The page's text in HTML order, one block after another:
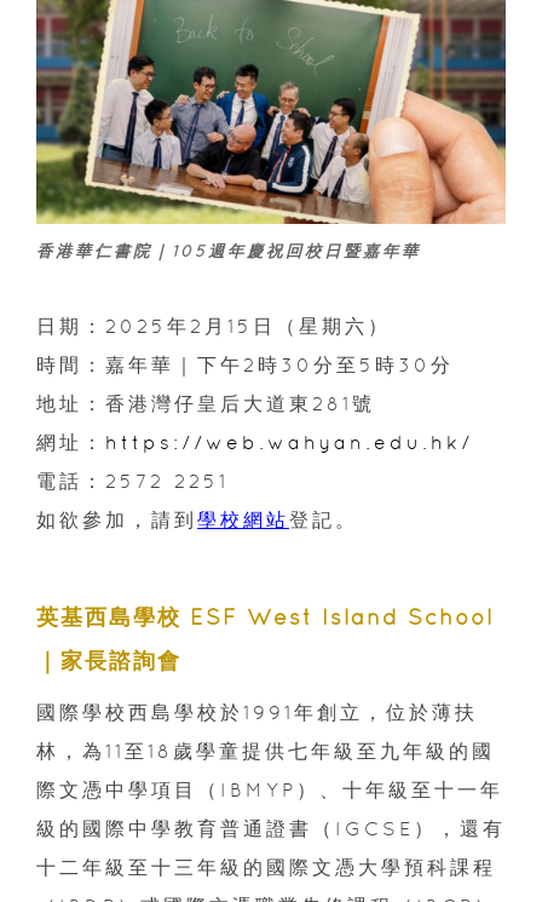
香港華仁書院｜105週年慶祝回校日暨嘉年華
日期：2025年2月15日（星期六）
時間：嘉年華｜下午2時30分至5時30分
地址：香港灣仔皇后大道東281號
網址： https://web.wahyan.edu.hk/
電話：2572 2251
如欲參加，請到 學校網站登記。
英基西島學校 ESF West Island School
｜家長諮詢會
國際學校西島學校於1991年創立，位於薄扶
林，為11至18歲學童提供七年級至九年級的國
際文憑中學項目（IBMYP）、十年級至十一年
級的國際中學教育普通證書（IGCSE），還有
十二年級至十三年級的國際文憑大學預科課程